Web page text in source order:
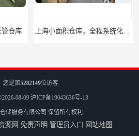
仓库
您是第5282149位访客
08-09 沪ICP备19043636号-13
储服务有限公司 保留所有权利.
源网 免责声明 管理员入口 网站地图